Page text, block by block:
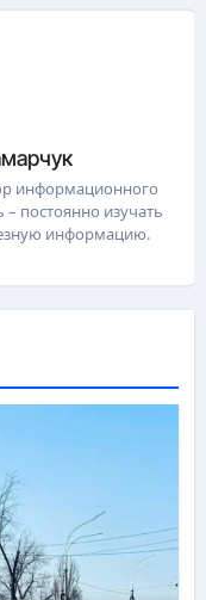
информационного
– постоянно изучать
информацию.